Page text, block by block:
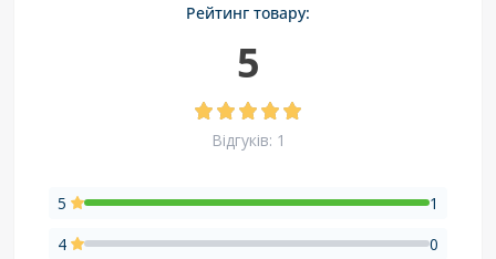
Рейтинг товару:
5
Відгуків: 1
5
1
4
0